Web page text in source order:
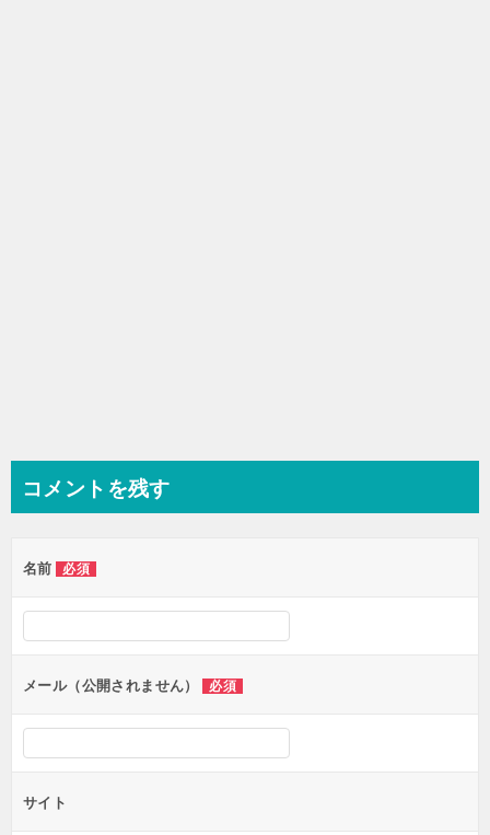
コメントを残す
名前 必須
メール（公開されません） 必須
サイト